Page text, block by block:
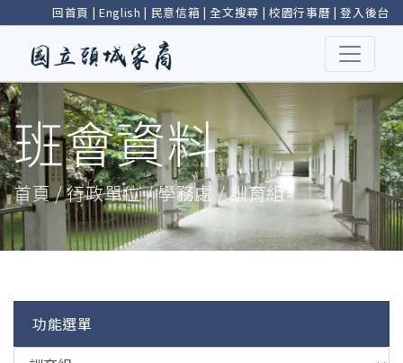
回首頁 | English | 民意信箱 |全文搜尋 | 校園行事曆 |登入後台
班會資料
首頁 / 行政單位 / 學務處 / 訓育組
功能選單